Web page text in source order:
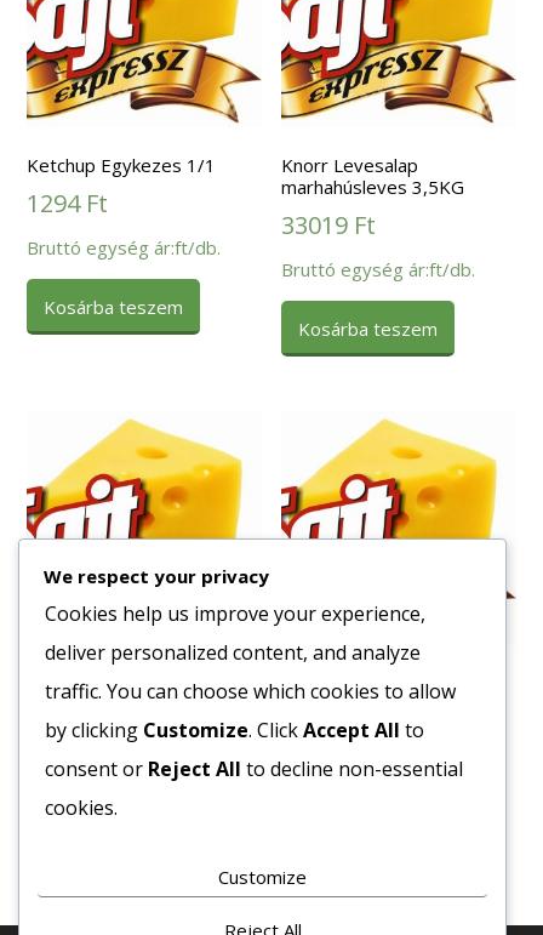
Ketchup Egykezes 1/1
1294 Ft
Bruttó egység ár:ft/db.
Kosárba teszem
Knorr Levesalap
marhahúsleves 3,5KG
33019 Ft
Bruttó egység ár:ft/db.
Kosárba teszem
Mustár Gasztro 5L Vödrös
3288Ft
Bruttó egység ár:ft/db.
Knorr Barna Mártás 1kg
11797Ft
Bruttó egység ár:ft/db.
We respect your privacy
Cookies help us improve your experience,
deliver personalized content, and analyze
traffic. You can choose which cookies to allow
by clicking Customize. ClickAccept All to
consent or Reject All to decline non-essential
cookies.
Customize
Reject All